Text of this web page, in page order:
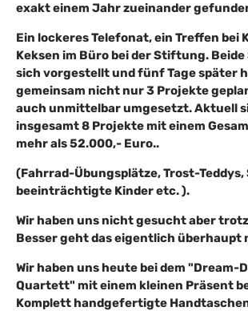
exakt einem Jahr zueinander
Ein lockeres Telefonat, ein Treffen bei
Keksen im Büro bei der Stiftung.
sich vorgestellt und fünf Tage später
gemeinsam nicht nur 3 Projekte
auch unmittelbar umgesetzt. Aktuell
insgesamt 8 Projekte mit einem
mehr als 52.000,- Euro..
(Fahrrad-Übungsplätze, Trost-
beeinträchtigte Kinder etc. ).
Wir haben uns nicht gesucht aber
Besser geht das eigentlich überhaupt
Wir haben uns heute bei dem "Dream-
Quartett" mit einem kleinen Präsent
Komplett handgefertigte